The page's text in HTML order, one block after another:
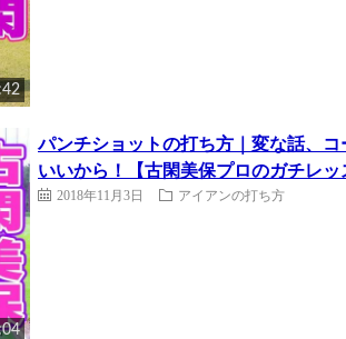
パンチショットの打ち方｜変な話、
いいから！【古閑美保プロのガチレッ
2018年11月3日 アイアンの打ち方